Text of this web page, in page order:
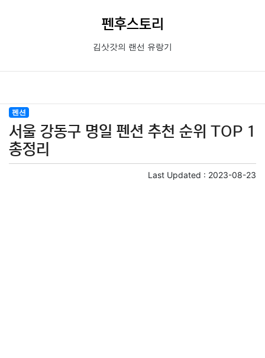
펜후스토리
김삿갓의 랜선 유랑기
펜션
서울 강동구 명일 펜션 추천 순위 TOP 1
총정리
Last Updated : 2023-08-23